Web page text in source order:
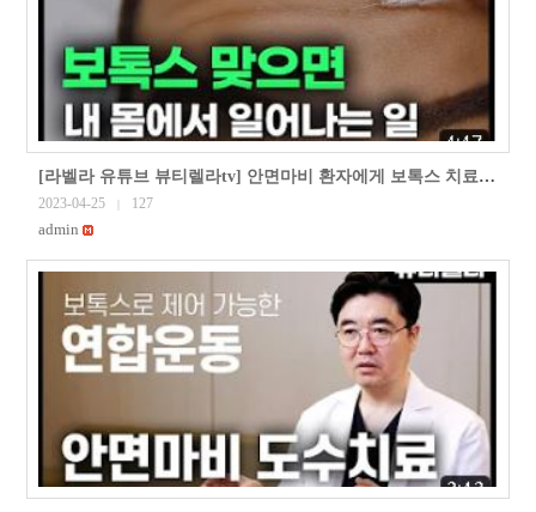
[라벨라 유튜브 뷰티렐라tv] 안면마비 환자에게 보톡스 치료가 필요한 이유(안면마비 보톡스 치료 1부)
2023-04-25 127
admin